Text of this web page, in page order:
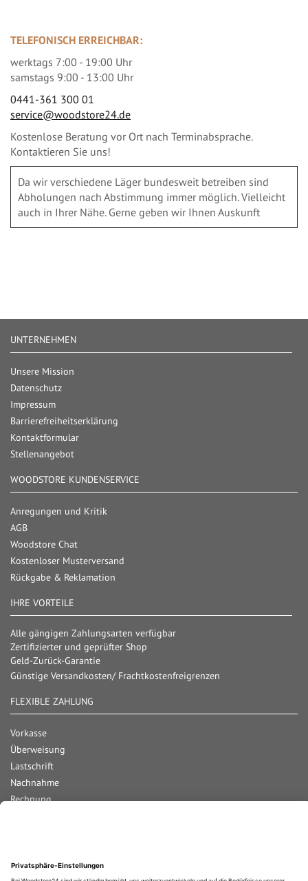
TELEFONISCH ERREICHBAR:
werktags 7:00 - 19:00 Uhr
samstags 9:00 - 13:00 Uhr
0441-361 300 01
service@woodstore24.de
Kostenlose Beratung vor Ort nach Terminabsprache.
Kontaktieren Sie uns!
Da wir verschiedene Läger bundesweit betreiben sind
Abholungen nach Abstimmung immer möglich. Vielleicht
auch in Ihrer Nähe. Gerne geben wir Ihnen Auskunft
UNTERNEHMEN
Unsere Mission
Datenschutz
Impressum
Barrierefreiheitserklärung
Kontaktformular
Stellenangebot
WOODSTORE KUNDENSERVICE
Anregungen und Kritik
AGB
Woodstore Chat
Kostenloser Musterversand
Rückgabe & Reklamation
IHRE VORTEILE
Alle gängigen Zahlungsarten verfügbar
Zertifizierter und geprüfter Shop
Geld-Zurück-Garantie
Günstige Versandkosten/ Frachtkostenfreigrenzen
FLEXIBLE ZAHLUNG
Vorkasse
Überweisung
Lastschrift
Nachnahme
Rechnung